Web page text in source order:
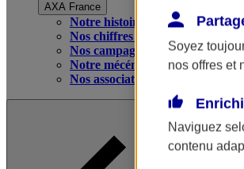
AXA France
Notre histoire
Nos chiffres clés
Nos campagnes publicitaires
Notre mécénat
Nos associations
Soyez
nos offres et
Naviguez
contenu